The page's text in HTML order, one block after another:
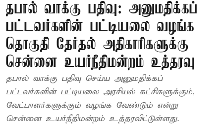
தபால் வாக்கு பதிவு: அனுமதிக்கப்
பட்டவர்களின் பட்டியலை வழங்க
தொகுதி தேர்தல் அதிகாரிகளுக்கு
சென்னை உயர்நீதிமன்றம் உத்தரவு
தபால் வாக்கு பதிவு செய்ய அனுமதிக்கப்
பட்டவர்களின் பட்டியலை அரசியல் கட்சிகளுக்கும்,
வேட்பாளர்களுக்கும் வழங்க வேண்டும் என்று
சென்னை உயர்நீதிமன்றம் உத்தரவிட்டுள்ளது.